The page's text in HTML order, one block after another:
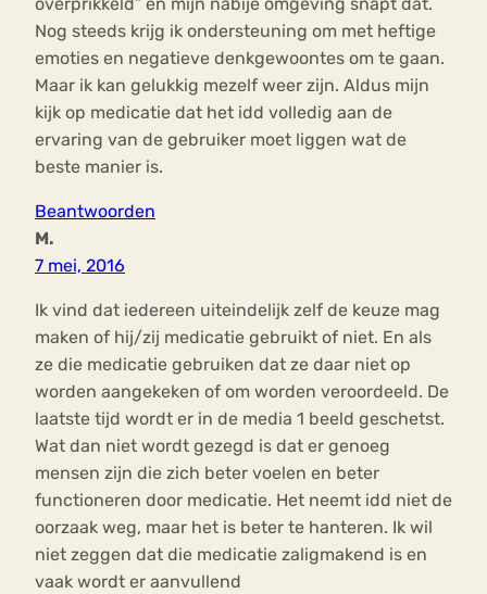
Nog steeds krijg ik ondersteuning om met heftige
emoties en negatieve denkgewoontes om te gaan.
Maar ik kan gelukkig mezelf weer zijn. Aldus mijn
kijk op medicatie dat het idd volledig aan de
ervaring van de gebruiker moet liggen wat de
beste manier is.
Beantwoorden
M.
7 mei, 2016
Ik vind dat iedereen uiteindelijk zelf de keuze mag
maken of hij/zij medicatie gebruikt of niet. En als
ze die medicatie gebruiken dat ze daar niet op
worden aangekeken of om worden veroordeeld. De
laatste tijd wordt er in de media 1 beeld geschetst.
Wat dan niet wordt gezegd is dat er genoeg
mensen zijn die zich beter voelen en beter
functioneren door medicatie. Het neemt idd niet de
oorzaak weg, maar het is beter te hanteren. Ik wil
niet zeggen dat die medicatie zaligmakend is en
vaak wordt er aanvullend